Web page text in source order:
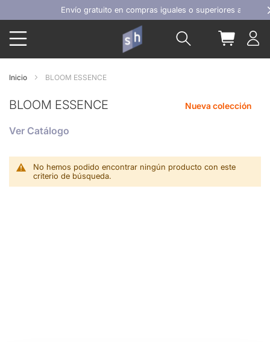
Ir
al
contenido
Envío gratuito en compras iguales o superiores a 100€
Buscar Mi
Inicio BLOOM ESSENCE
BLOOM ESSENCE
Ver Catálogo
Nueva colección
No hemos podido encontrar ningún producto con este
criterio de búsqueda.